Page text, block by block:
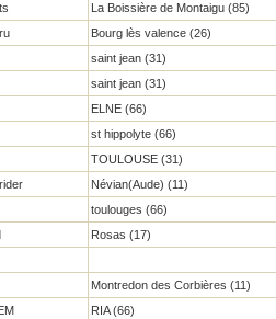
La Boissière de Montaigu (85)
Bourg lès valence (26)
saint jean (31)
saint jean (31)
ELNE (66)
st hippolyte (66)
TOULOUSE (31)
Névian(Aude) (11)
toulouges (66)
Rosas (17)
Montredon des Corbières (11)
RIA (66)